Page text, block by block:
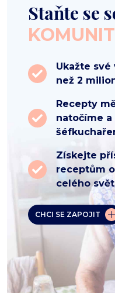
Staňte se
Ukažte
než 2
Recepty
natočíme
Získejte
receptům
celého
CHCI SE ZAPOJIT